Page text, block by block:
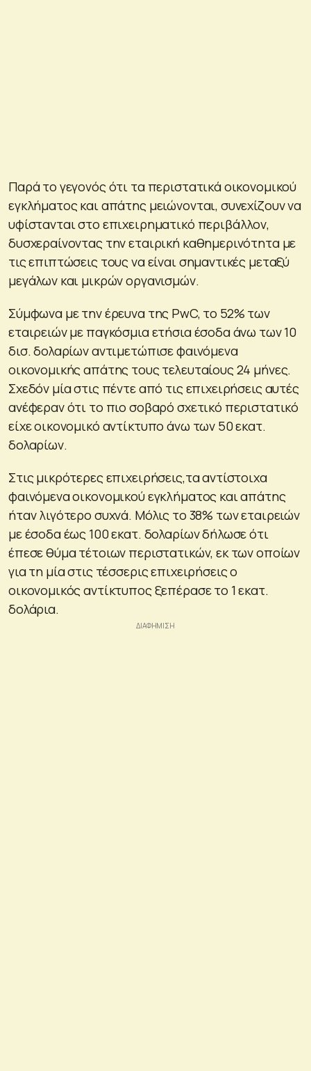
Παρά το γεγονός ότι τα περιστατικά οικονομικού
εγκλήματος και απάτης μειώνονται, συνεχίζουν να
υφίστανται στο επιχειρηματικό περιβάλλον,
δυσχεραίνοντας την εταιρική καθημερινότητα με
τις επιπτώσεις τους να είναι σημαντικές μεταξύ
μεγάλων και μικρών οργανισμών.
Σύμφωνα με την έρευνα της PwC, το 52% των
εταιρειών με παγκόσμια ετήσια έσοδα άνω των 10
δισ. δολαρίων αντιμετώπισε φαινόμενα
οικονομικής απάτης τους τελευταίους 24 μήνες.
Σχεδόν μία στις πέντε από τις επιχειρήσεις αυτές
ανέφεραν ότι το πιο σοβαρό σχετικό περιστατικό
είχε οικονομικό αντίκτυπο άνω των 50 εκατ.
δολαρίων.
Στις μικρότερες επιχειρήσεις,τα αντίστοιχα
φαινόμενα οικονομικού εγκλήματος και απάτης
ήταν λιγότερο συχνά. Μόλις το 38% των εταιρειών
με έσοδα έως 100 εκατ. δολαρίων δήλωσε ότι
έπεσε θύμα τέτοιων περιστατικών, εκ των οποίων
για τη μία στις τέσσερις επιχειρήσεις ο
οικονομικός αντίκτυπος ξεπέρασε το 1 εκατ.
δολάρια.